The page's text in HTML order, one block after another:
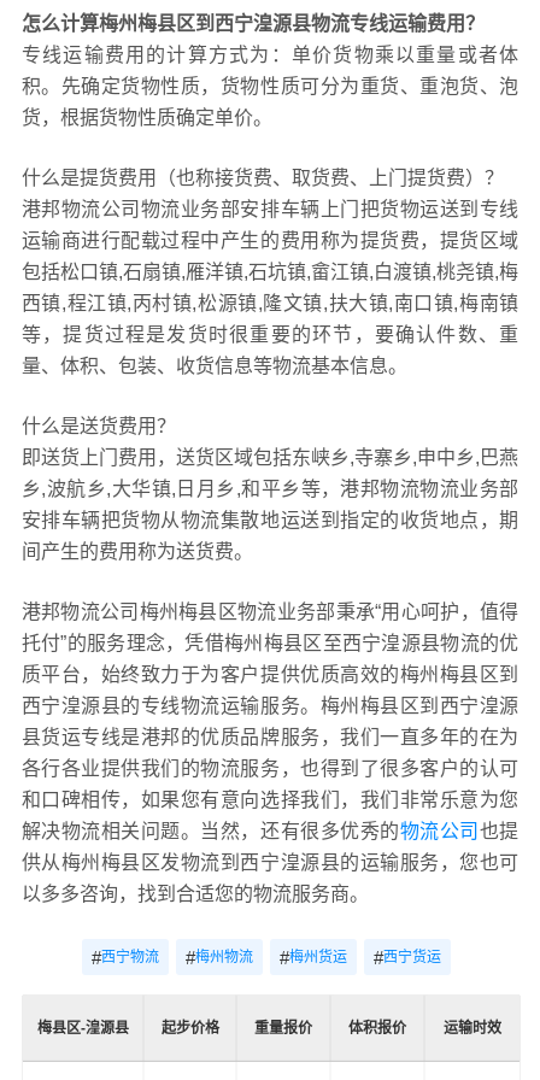
怎么计算梅州梅县区到西宁湟源县物流专线运输费用？
专线运输费用的计算方式为：单价货物乘以重量或者体
积。先确定货物性质，货物性质可分为重货、重泡货、泡
货，根据货物性质确定单价。
什么是提货费用（也称接货费、取货费、上门提货费）？
港邦物流公司物流业务部安排车辆上门把货物运送到专线
运输商进行配载过程中产生的费用称为提货费，提货区域
包括松口镇,石扇镇,雁洋镇,石坑镇,畲江镇,白渡镇,桃尧镇,梅
西镇,程江镇,丙村镇,松源镇,隆文镇,扶大镇,南口镇,梅南镇
等，提货过程是发货时很重要的环节，要确认件数、重
量、体积、包装、收货信息等物流基本信息。
什么是送货费用？
即送货上门费用，送货区域包括东峡乡,寺寨乡,申中乡,巴燕
乡,波航乡,大华镇,日月乡,和平乡等，港邦物流物流业务部
安排车辆把货物从物流集散地运送到指定的收货地点，期
间产生的费用称为送货费。
港邦物流公司梅州梅县区物流业务部秉承“用心呵护，值得
托付”的服务理念，凭借梅州梅县区至西宁湟源县物流的优
质平台，始终致力于为客户提供优质高效的梅州梅县区到
西宁湟源县的专线物流运输服务。梅州梅县区到西宁湟源
县货运专线是港邦的优质品牌服务，我们一直多年的在为
各行各业提供我们的物流服务，也得到了很多客户的认可
和口碑相传，如果您有意向选择我们，我们非常乐意为您
解决物流相关问题。当然，还有很多优秀的物流公司 也提
供从梅州梅县区发物流到西宁湟源县的运输服务，您也可
以多多咨询，找到合适您的物流服务商。
#西宁物流 #梅州物流 #梅州货运 #西宁货运
梅县区-湟源县 起步价格 重量报价 体积报价 运输时效